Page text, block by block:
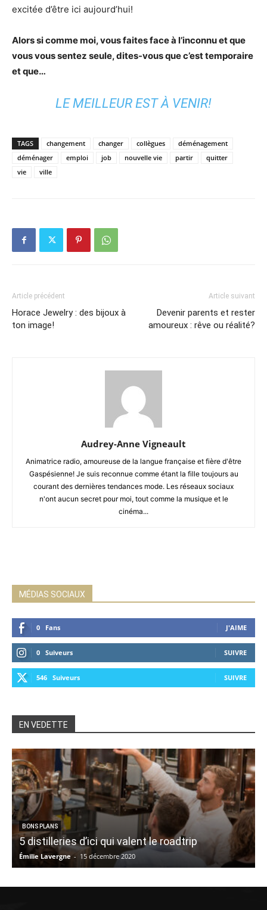
excitée d’être ici aujourd’hui!
Alors si comme moi, vous faites face à l’inconnu et que
vous vous sentez seule, dites-vous que c’est temporaire
et que…
LE MEILLEUR EST À VENIR!
TAGS changement changer collègues
déménagement
déménager
emploi job nouvelle vie partir
quitter
vie
ville
Article précédent
Horace Jewelry : des bijoux à
ton image!
Article suivant
Devenir parents et rester
amoureux : rêve ou réalité?
Audrey-Anne Vigneault
Animatrice radio, amoureuse de la langue française et fière d'être
Gaspésienne! Je suis reconnue comme étant la fille toujours au
courant des dernières tendances mode. Les réseaux sociaux
n'ont aucun secret pour moi, tout comme la musique et le
cinéma...
MÉDIAS SOCIAUX
0 Fans J'AIME
0 Suiveurs SUIVRE
546 Suiveurs SUIVRE
EN VEDETTE
BONS PLANS
5 distilleries d’ici qui valent le roadtrip
Émilie Lavergne - 15 décembre 2020